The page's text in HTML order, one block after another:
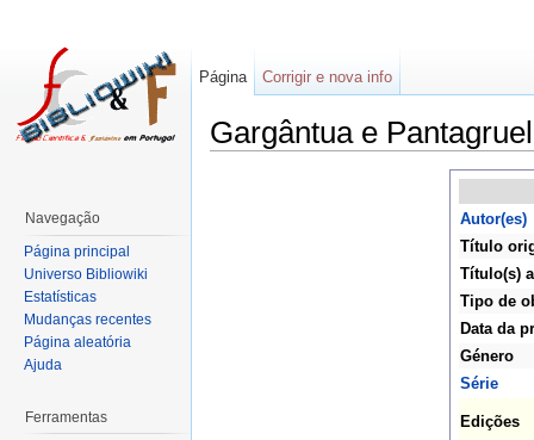
Gargântua e Pantagruel
Autor(es)
Título
Título(s)
Tipo de
Data da
Género
Série
Edições
Página Corrigir e nova info
Navegação
Página principal
Universo Bibliowiki
Estatísticas
Mudanças recentes
Página aleatória
Ajuda
Ferramentas